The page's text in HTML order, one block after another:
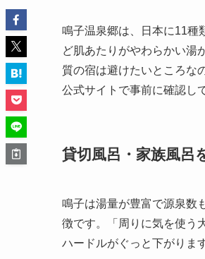
鳴子温泉郷は、日本に11種
ど肌あたりがやわらかい湯
質の宿は避けたいところな
公式サイトで事前に確認し
貸切風呂・家族風呂
鳴子は湯量が豊富で源泉数
徴です。「周りに気を使う
ハードルがぐっと下がります